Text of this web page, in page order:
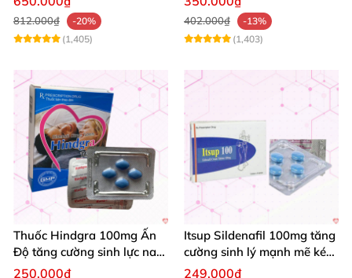
Cường Sinh Lực
812.000₫
-20%
(1,405)
402.000₫
-13%
(1,403)
Thuốc Hindgra 100mg Ấn
Độ tăng cường sinh lực nam
chống xuất tinh sớm mua
250.000₫
Itsup Sildenafil 100mg tăng
cường sinh lý mạnh mẽ kéo
dài thời gian nam
249.000₫